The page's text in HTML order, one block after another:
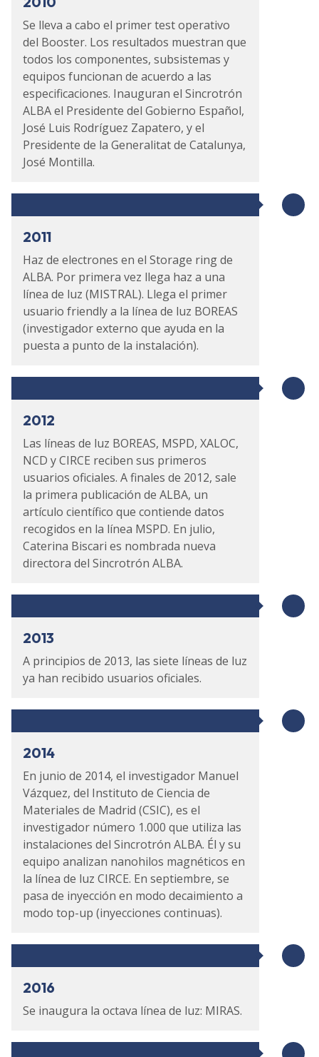
Se lleva a cabo el primer test operativo
del Booster. Los resultados muestran que
todos los componentes, subsistemas y
equipos funcionan de acuerdo a las
especificaciones. Inauguran el Sincrotrón
ALBA el Presidente del Gobierno Español,
José Luis Rodríguez Zapatero, y el
Presidente de la Generalitat de Catalunya,
José Montilla.
2011
Haz de electrones en el Storage ring de
ALBA. Por primera vez llega haz a una
línea de luz (MISTRAL). Llega el primer
usuario friendly a la línea de luz BOREAS
(investigador externo que ayuda en la
puesta a punto de la instalación).
2012
Las líneas de luz BOREAS, MSPD, XALOC,
NCD y CIRCE reciben sus primeros
usuarios oficiales. A finales de 2012, sale
la primera publicación de ALBA, un
artículo científico que contiende datos
recogidos en la línea MSPD. En julio,
Caterina Biscari es nombrada nueva
directora del Sincrotrón ALBA.
2013
A principios de 2013, las siete líneas de luz
ya han recibido usuarios oficiales.
2014
En junio de 2014, el investigador Manuel
Vázquez, del Instituto de Ciencia de
Materiales de Madrid (CSIC), es el
investigador número 1.000 que utiliza las
instalaciones del Sincrotrón ALBA. Él y su
equipo analizan nanohilos magnéticos en
la línea de luz CIRCE. En septiembre, se
pasa de inyección en modo decaimiento a
modo top-up (inyecciones continuas).
2016
Se inaugura la octava línea de luz: MIRAS.